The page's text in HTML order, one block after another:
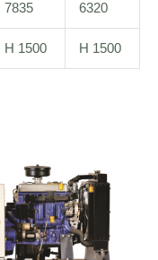
7835 6320
H 1500 H 1500